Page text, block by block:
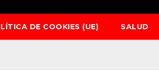
DE COOKIES (UE) SALUD